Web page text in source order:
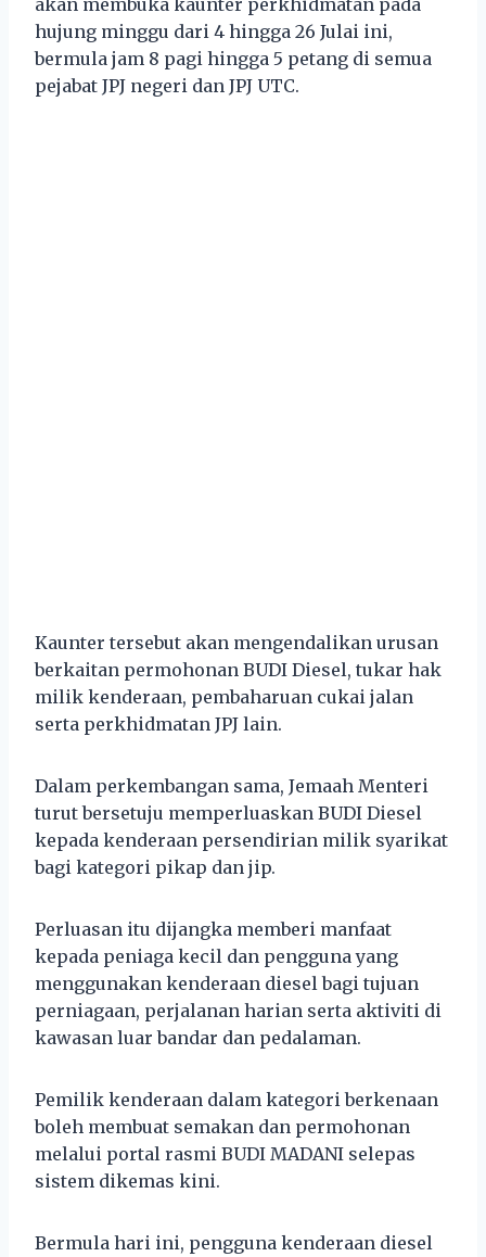
hujung minggu dari 4 hingga 26 Julai ini,
bermula jam 8 pagi hingga 5 petang di semua
pejabat JPJ negeri dan JPJ UTC.
Kaunter tersebut akan mengendalikan urusan
berkaitan permohonan BUDI Diesel, tukar hak
milik kenderaan, pembaharuan cukai jalan
serta perkhidmatan JPJ lain.
Dalam perkembangan sama, Jemaah Menteri
turut bersetuju memperluaskan BUDI Diesel
kepada kenderaan persendirian milik syarikat
bagi kategori pikap dan jip.
Perluasan itu dijangka memberi manfaat
kepada peniaga kecil dan pengguna yang
menggunakan kenderaan diesel bagi tujuan
perniagaan, perjalanan harian serta aktiviti di
kawasan luar bandar dan pedalaman.
Pemilik kenderaan dalam kategori berkenaan
boleh membuat semakan dan permohonan
melalui portal rasmi BUDI MADANI selepas
sistem dikemas kini.
Bermula hari ini, pengguna kenderaan diesel